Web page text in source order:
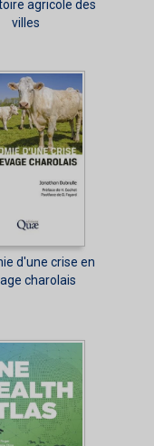
agricole des
villes
d'une crise en
charolais